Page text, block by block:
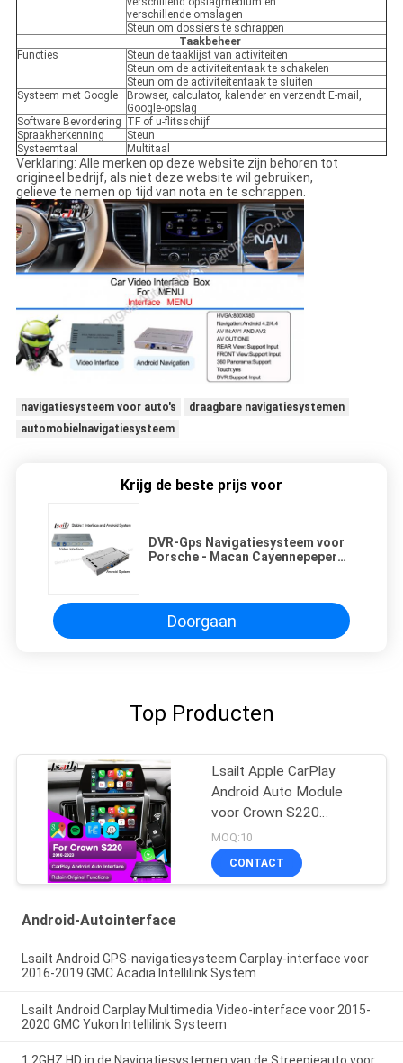
verschillende omslagen
Steun om dossiers te schrappen
Taakbeheer
Functies
Steun de taaklijst van activiteiten
Steun om de activiteitentaak te schakelen
Steun om de activiteitentaak te sluiten
Systeem met Google
Browser, calculator, kalender en verzendt E-mail,
Google-opslag
Software Bevordering TF of u-flitsschijf
Spraakherkenning
Steun
Systeemtaal
Multitaal
Verklaring: Alle merken op deze website zijn behoren tot
origineel bedrijf, als niet deze website wil gebruiken,
gelieve te nemen op tijd van nota en te schrappen.
navigatiesysteem voor auto's
draagbare navigatiesystemen
automobielnavigatiesysteem
Krijg de beste prijs voor
DVR-Gps Navigatiesysteem voor
Porsche - Macan Cayennepeper
Doorgaan
Top Producten
Lsailt Apple CarPlay
Android Auto Module
voor Crown S220
GSW224 2018-2022
Integratie Mobiele
telefoon spiegelbeelding,
MOQ:10
CONTACT
Android-Autointerface
Lsailt Android GPS-navigatiesysteem Carplay-interface voor
2016-2019 GMC Acadia Intellilink System
Lsailt Android Carplay Multimedia Video-interface voor 2015-
2020 GMC Yukon Intellilink Systeem